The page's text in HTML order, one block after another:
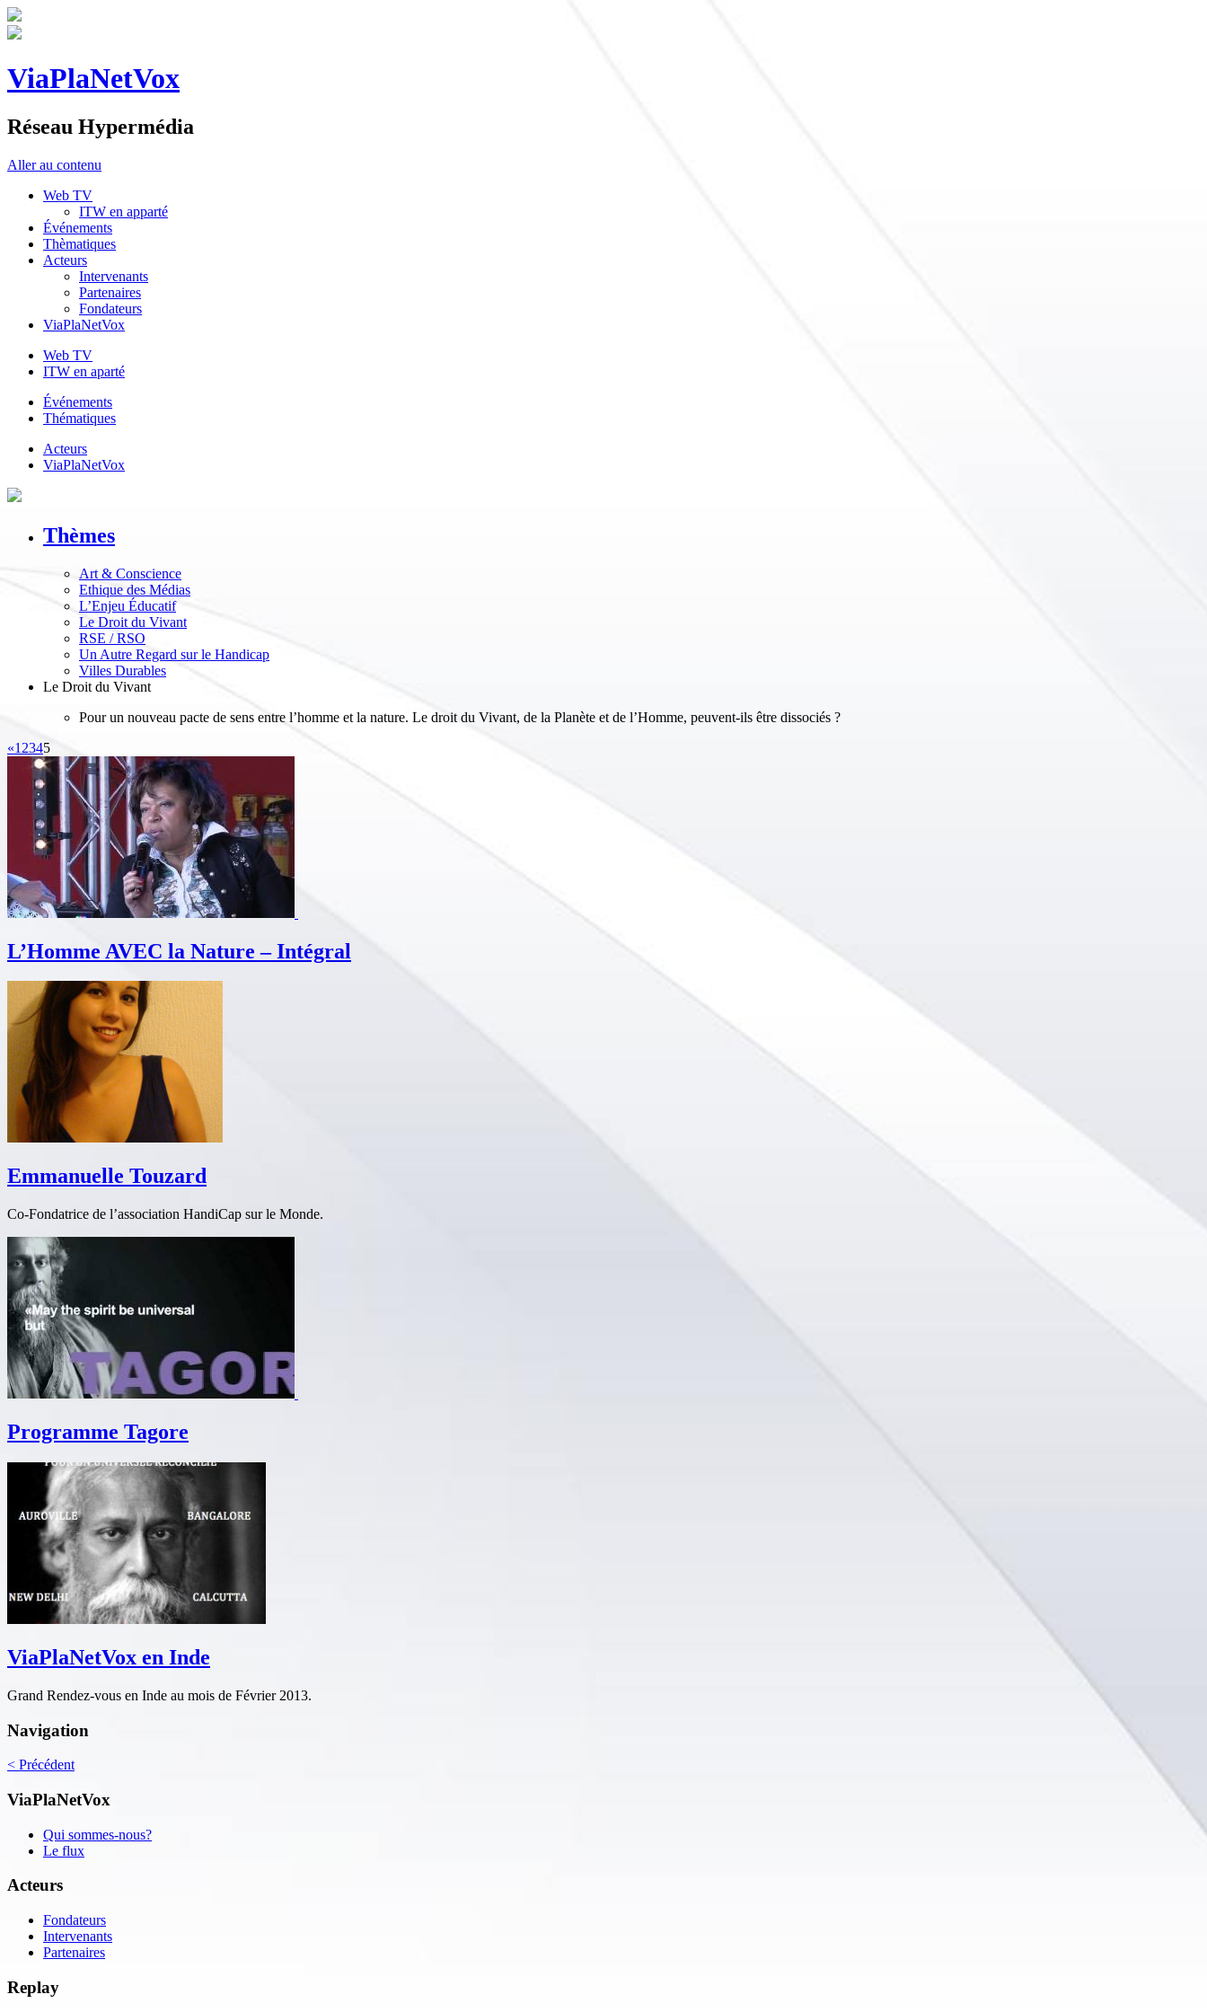
ViaPlaNetVox
Réseau Hypermédia
Aller au contenu
Web TV
ITW en apparté
Événements
Thèmatiques
Acteurs
Intervenants
Partenaires
Fondateurs
ViaPlaNetVox
Web TV
ITW en aparté
Événements
Thématiques
Acteurs
ViaPlaNetVox
Thèmes
Art & Conscience
Ethique des Médias
L’Enjeu Éducatif
Le Droit du Vivant
RSE / RSO
Un Autre Regard sur le Handicap
Villes Durables
Le Droit du Vivant
Pour un nouveau pacte de sens entre l’homme et la nature. Le droit du Vivant, de la Planète et de l’Homme, peuvent-ils être dissociés ?
«12345
L’Homme AVEC la Nature – Intégral
Emmanuelle Touzard
Co-Fondatrice de l’association HandiCap sur le Monde.
Programme Tagore
ViaPlaNetVox en Inde
Grand Rendez-vous en Inde au mois de Février 2013.
Navigation
< Précédent
ViaPlaNetVox
Qui sommes-nous?
Le flux
Acteurs
Fondateurs
Intervenants
Partenaires
Replay